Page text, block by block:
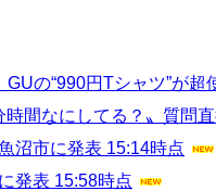
の“990円Tシャツ”が
時間なにしてる？〟
沼市に発表 15:14時点
発表 15:58時点